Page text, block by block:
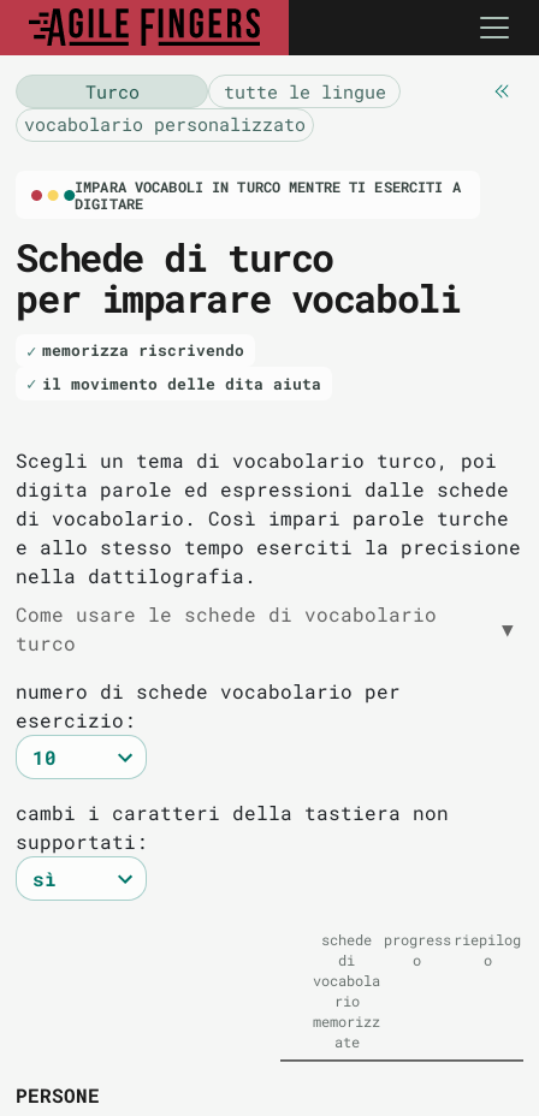
Turco
tutte le lingue
vocabolario personalizzato
IMPARA VOCABOLI IN TURCO MENTRE TI ESERCITI A
DIGITARE
Schede di turco
per imparare vocaboli
memorizza riscrivendo
il movimento delle dita aiuta
Scegli un tema di vocabolario turco, poi
digita parole ed espressioni dalle schede
di vocabolario. Così impari parole turche
e allo stesso tempo eserciti la precisione
nella dattilografia.
Come usare le schede di vocabolario
turco
▼
numero di schede vocabolario per
esercizio:
cambi i caratteri della tastiera non
supportati:
schede
di
vocabola
rio
memorizz
ate
progress
o
riepilog
o
PERSONE